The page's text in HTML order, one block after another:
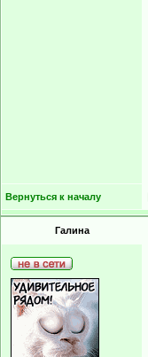
Вернуться к началу
Гaлинa